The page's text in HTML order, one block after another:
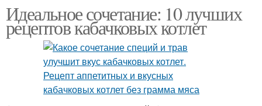
Идеальное сочетание: 10 лучших
рецептов кабачковых котлет